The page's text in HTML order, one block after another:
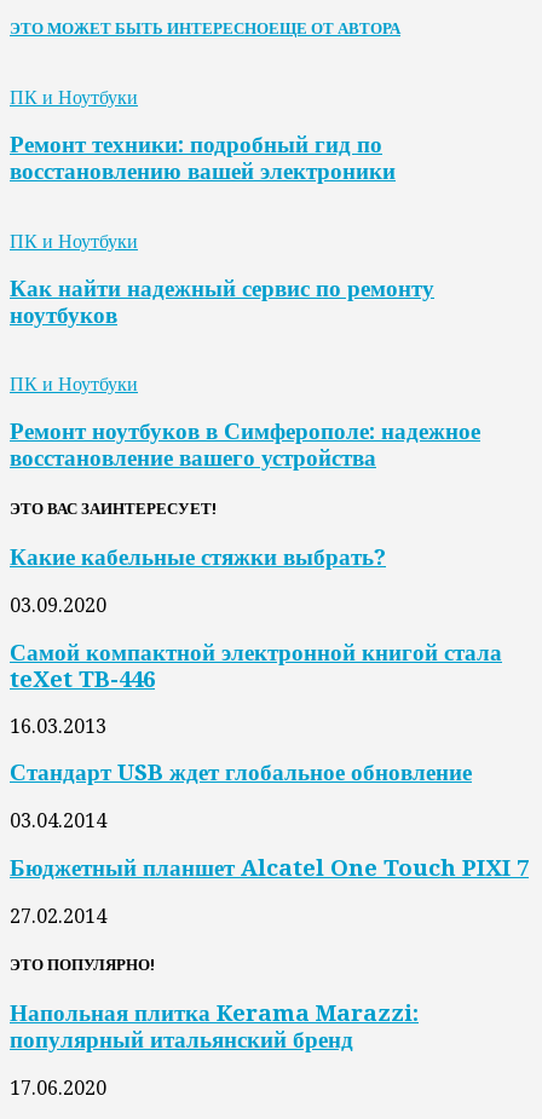
ЭТО МОЖЕТ БЫТЬ ИНТЕРЕСНОЕЩЕ ОТ АВТОРА
ПК и Ноутбуки
Ремонт техники: подробный гид по
восстановлению вашей электроники
ПК и Ноутбуки
Как найти надежный сервис по ремонту
ноутбуков
ПК и Ноутбуки
Ремонт ноутбуков в Симферополе: надежное
восстановление вашего устройства
ЭТО ВАС ЗАИНТЕРЕСУЕТ!
Какие кабельные стяжки выбрать?
03.09.2020
Самой компактной электронной книгой стала
teXet TB-446
16.03.2013
Стандарт USB ждет глобальное обновление
03.04.2014
Бюджетный планшет Alcatel One Touch PIXI 7
27.02.2014
ЭТО ПОПУЛЯРНО!
Напольная плитка Kerama Marazzi:
популярный итальянский бренд
17.06.2020